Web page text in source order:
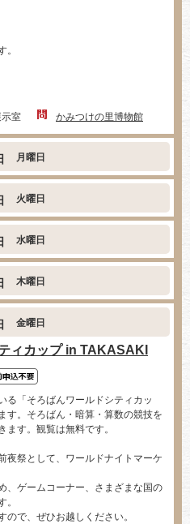
。
室 かみつけの里博物館
月曜日
火曜日
水曜日
木曜日
金曜日
ィカップ in TAKASAKI
る「そろばんワールドシティカッ
す。そろばん・暗算・算数の競技を
す。観覧は無料です。
夜祭として、ワールドナイトマーケ
、ゲームコーナー、さまざまな国の
。
で、ぜひお越しください。